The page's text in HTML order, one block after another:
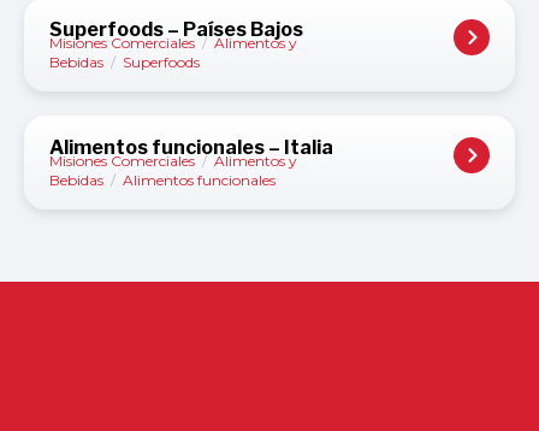
Superfoods – Países Bajos
Misiones Comerciales / Alimentos y
Bebidas / Superfoods
Alimentos funcionales – Italia
Misiones Comerciales / Alimentos y
Bebidas / Alimentos funcionales